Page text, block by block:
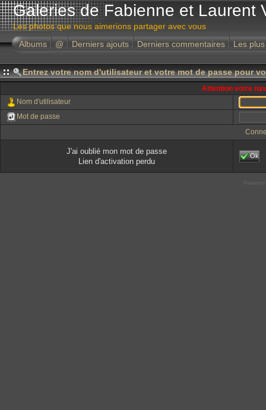
Galeries de Fabienne et Laurent
Les photos que nous aimerions partager avec vous
Albums
@ Derniers ajouts Derniers commentaires Les
Entrez votre nom d'utilisateur et votre mot de passe pour
Attention votre
Nom d'utilisateur
Mot de passe
J'ai oublié mon mot de passe
Lien d'activation perdu
Ok